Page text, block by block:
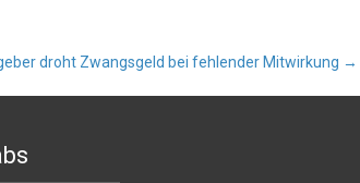
droht Zwangsgeld bei fehlender Mitwirkung →